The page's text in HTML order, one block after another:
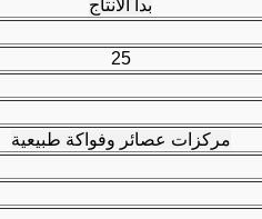
بدا الانتاج
25
مركزات عصائر وفواكة طبيعية